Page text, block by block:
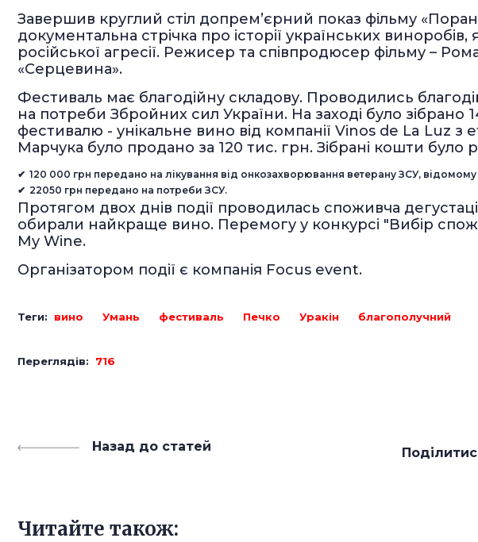
Завершив круглий стіл допрем’єрний показ фільму
документальна стрічка про історії українських виноробів,
російської агресії. Режисер та співпродюсер фільму –
«Серцевина».
Фестиваль має благодійну складову. Проводились
на потреби Збройних сил України. На заході було зібрано
фестивалю - унікальне вино від компанії Vinos de La Luz з
Марчука було продано за 120 тис. грн. Зібрані кошти було
120 000 грн передано на лікування від онкозахворювання ветерану ЗСУ,
22050 грн передано на потреби ЗСУ.
Протягом двох днів події проводилась споживча
обирали найкраще вино. Перемогу у конкурсі "Вибір
My Wine.
Організатором події є компанія Focus event.
Теги: вино Умань фестиваль Печко Уракін благополучний
Переглядів: 716
Назад до статей
Читайте також: